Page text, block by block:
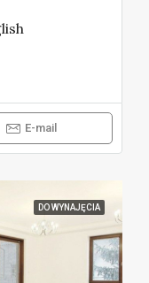
E-mail
DO WYNAJĘCIA